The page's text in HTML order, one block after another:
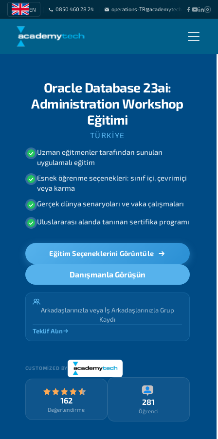
EN | 0850 460 28 24 | operations-TR@academytech.com |
Oracle Database 23ai:
Administration Workshop
Eğitimi
TÜRKIYE
Uzman eğitmenler tarafından sunulan
uygulamalı eğitim
Esnek öğrenme seçenekleri: sınıf içi, çevrimiçi
veya karma
Gerçek dünya senaryoları ve vaka çalışmaları
Uluslararası alanda tanınan sertifika programı
Eğitim Seçeneklerini Görüntüle
Danışmanla Görüşün
Arkadaşlarınızla veya İş Arkadaşlarınızla Grup
Kaydı
Teklif Alın
CUSTOMIZED BY
162
Değerlendirme
281
Öğrenci